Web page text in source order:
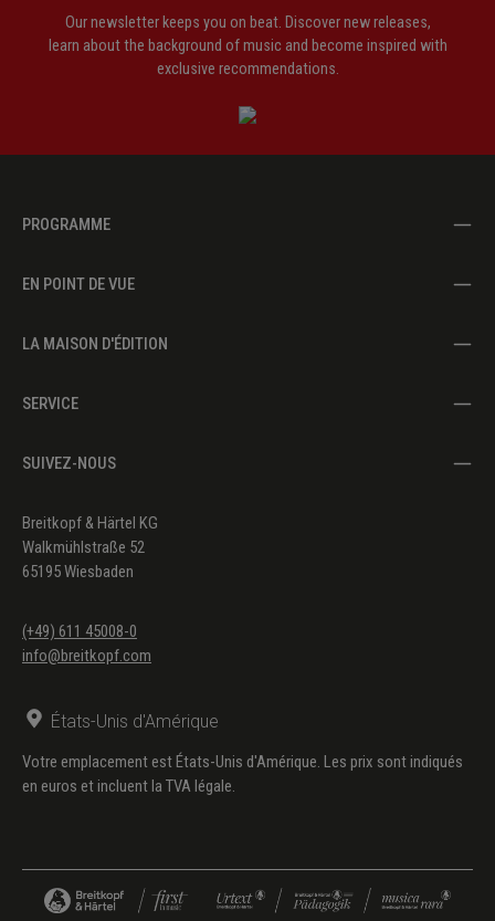
Our newsletter keeps you on beat. Discover new releases,
learn about the background of music and become inspired with
exclusive recommendations.
PROGRAMME
EN POINT DE VUE
LA MAISON D'ÉDITION
SERVICE
SUIVEZ-NOUS
Breitkopf & Härtel KG
Walkmühlstraße 52
65195 Wiesbaden
(+49) 611 45008-0
info@breitkopf.com
États-Unis d'Amérique
Votre emplacement est États-Unis d'Amérique. Les prix sont indiqués
en euros et incluent la TVA légale.